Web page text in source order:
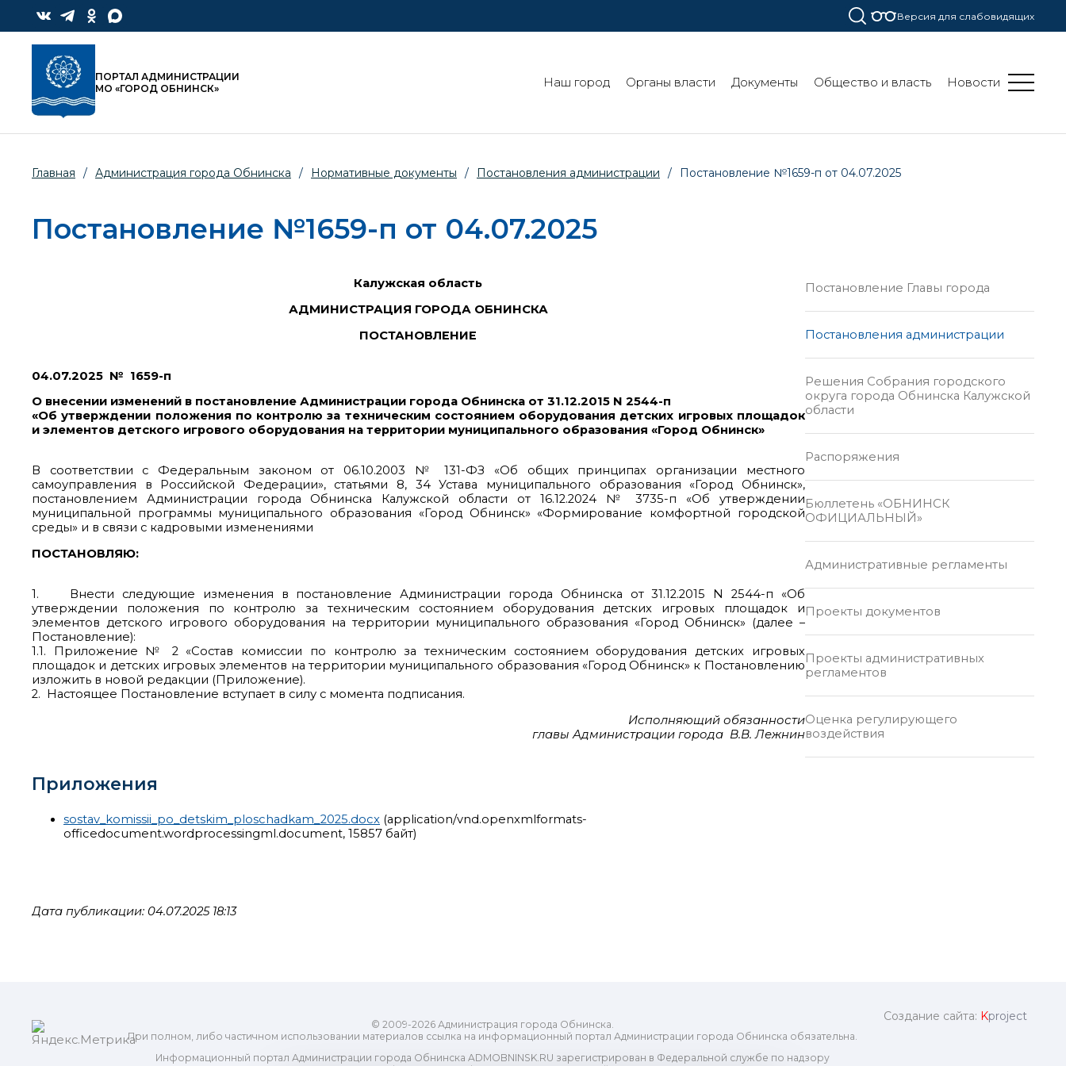
Версия для слабовидящих
ПОРТАЛ АДМИНИСТРАЦИИ
МО «ГОРОД ОБНИНСК»
Наш город Органы власти Документы Общество и власть Новости
Главная / Администрация города Обнинска / Нормативные документы / Постановления администрации / Постановление №1659-п от 04.07.2025
Постановление №1659-п от 04.07.2025
Калужская область
АДМИНИСТРАЦИЯ ГОРОДА ОБНИНСКА
ПОСТАНОВЛЕНИЕ
04.07.2025 № 1659-п
О внесении изменений в постановление Администрации города Обнинска от 31.12.2015 N 2544-п
«Об утверждении положения по контролю за техническим состоянием оборудования детских игровых площадок
и элементов детского игрового оборудования на территории муниципального образования «Город Обнинск»
В соответствии с Федеральным законом от 06.10.2003 № 131-ФЗ «Об общих принципах организации местного
самоуправления в Российской Федерации», статьями 8, 34 Устава муниципального образования «Город Обнинск»,
постановлением Администрации города Обнинска Калужской области от 16.12.2024 № 3735-п «Об утверждении
муниципальной программы муниципального образования «Город Обнинск» «Формирование комфортной городской
среды» и в связи с кадровыми изменениями
ПОСТАНОВЛЯЮ:
1. Внести следующие изменения в постановление Администрации города Обнинска от 31.12.2015 N 2544-п «Об
утверждении положения по контролю за техническим состоянием оборудования детских игровых площадок и
элементов детского игрового оборудования на территории муниципального образования «Город Обнинск» (далее –
Постановление):
1.1. Приложение № 2 «Состав комиссии по контролю за техническим состоянием оборудования детских игровых
площадок и детских игровых элементов на территории муниципального образования «Город Обнинск» к Постановлению
изложить в новой редакции (Приложение).
2. Настоящее Постановление вступает в силу с момента подписания.
Исполняющий обязанности
главы Администрации города В.В. Лежнин
Приложения
sostav_komissii_po_detskim_ploschadkam_2025.docx (application/vnd.openxmlformats-
officedocument.wordprocessingml.document, 15857 байт)
Дата публикации: 04.07.2025 18:13
Постановление Главы города
Постановления администрации
Решения Собрания городского
округа города Обнинска Калужской
области
Распоряжения
Бюллетень «ОБНИНСК
ОФИЦИАЛЬНЫЙ»
Административные регламенты
Проекты документов
Проекты административных
регламентов
Оценка регулирующего
воздействия
© 2009-2026 Администрация города Обнинска.
При полном, либо частичном использовании материалов ссылка на информационный портал Администрации города Обнинска обязательна.
Информационный портал Администрации города Обнинска ADMOBNINSK.RU зарегистрирован в Федеральной службе по надзору
Создание сайта: Kproject